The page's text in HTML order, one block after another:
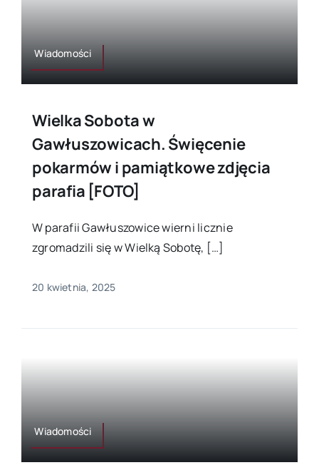
Wiadomości
Wielka Sobota w
Gawłuszowicach. Święcenie
pokarmów i pamiątkowe zdjęcia
parafia [FOTO]
W parafii Gawłuszowice wierni licznie
zgromadzili się w Wielką Sobotę, […]
20 kwietnia, 2025
Wiadomości